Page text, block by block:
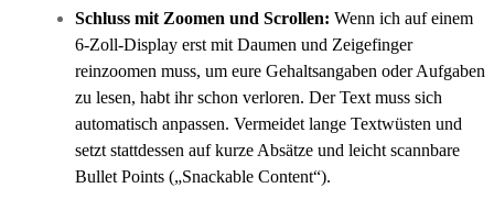
Schluss mit Zoomen und Scrollen: Wenn ich auf einem
6-Zoll-Display erst mit Daumen und Zeigefinger
reinzoomen muss, um eure Gehaltsangaben oder Aufgaben
zu lesen, habt ihr schon verloren. Der Text muss sich
automatisch anpassen. Vermeidet lange Textwüsten und
setzt stattdessen auf kurze Absätze und leicht scannbare
Bullet Points („Snackable Content“).